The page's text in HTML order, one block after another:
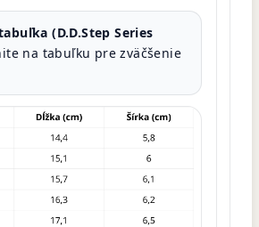
(D.D.Step Series
na tabuľku pre zväčšenie